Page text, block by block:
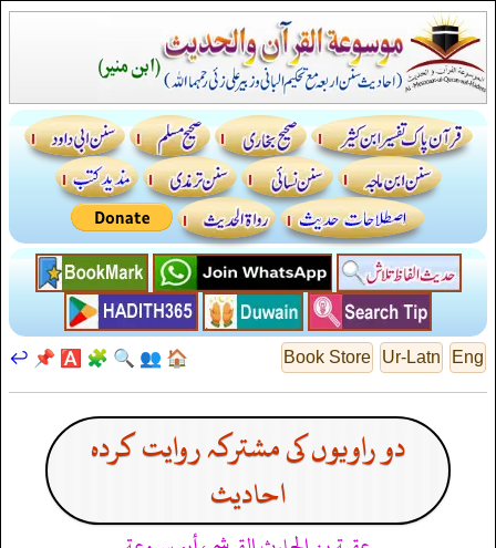
Eng
Ur-Latn
Book Store
🏠
👥
🔍
🧩
🅰️
📌
↩️
دو راویوں کی مشترکہ روایت کردہ
احادیث